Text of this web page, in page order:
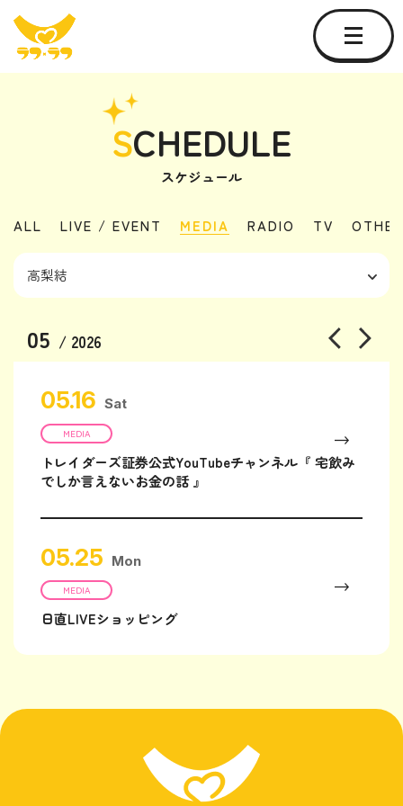
SCHEDULE
スケジュール
ALL LIVE / EVENT MEDIA RADIO TV OTHER
05 / 2026
05.16 Sat
MEDIA
トレイダーズ証券公式YouTubeチャンネル『 宅飲み
でしか言えないお金の話 』
05.25 Mon
MEDIA
日直LIVEショッピング